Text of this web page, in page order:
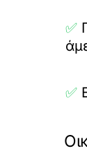
✅
✅